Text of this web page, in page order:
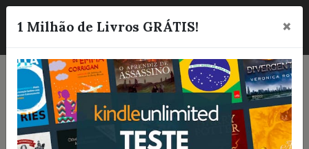
☰
1 Milhão de Livros GRÁTIS! ×